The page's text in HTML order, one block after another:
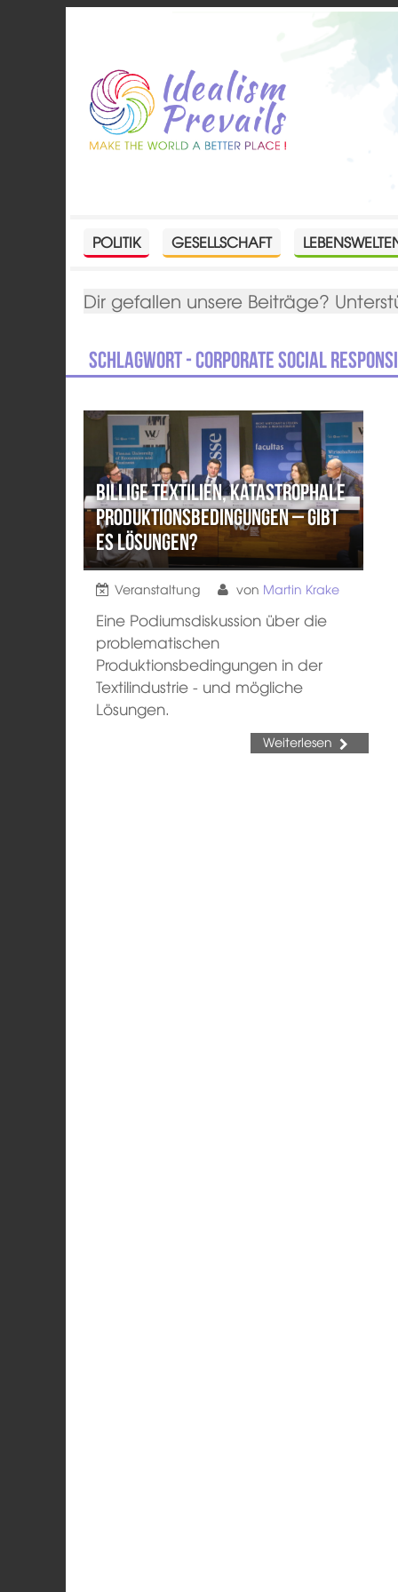
POLITIK GESELLSCHAFT
Dir gefallen unsere Beiträge?
Schlagwort - Corporate Social
Billige Textilien, katastrophale
Produktionsbedingungen – gibt
es Lösungen?
Veranstaltung von Martin Krake
Eine Podiumsdiskussion über die
problematischen
Produktionsbedingungen in der
Textilindustrie - und mögliche
Lösungen.
Weiterlesen